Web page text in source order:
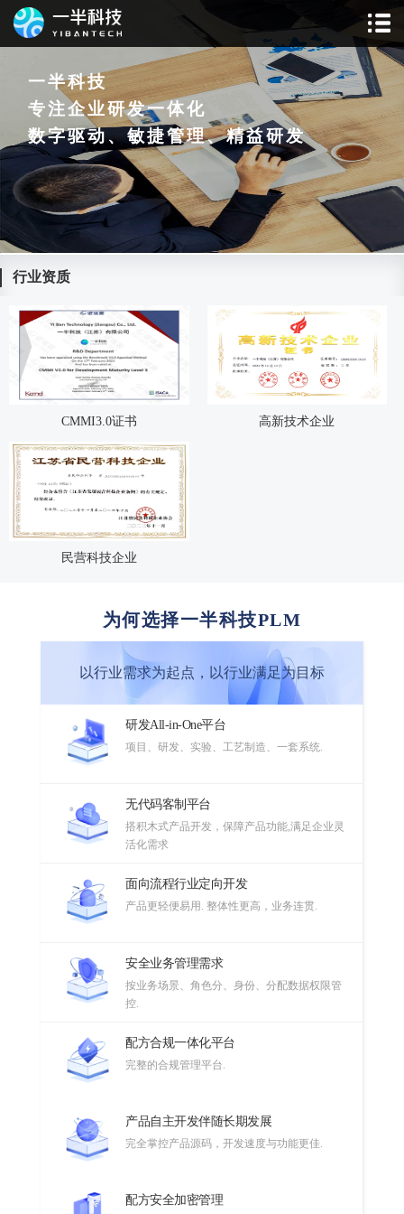
一半科技
专注企业研发一体化
数字驱动、敏捷管理、精益研发
行业资质
CMMI3.0证书 高新技术企业
民营科技企业
为何选择一半科技PLM
以行业需求为起点，以行业满足为目标
研发All-in-One平台
项目、研发、实验、工艺制造、一套系统.
无代码客制平台
搭积木式产品开发，保障产品功能,满足企业灵
活化需求
面向流程行业定向开发
产品更轻便易用. 整体性更高，业务连贯.
安全业务管理需求
按业务场景、角色分、身份、分配数据权限管
控.
配方合规一体化平台
完整的合规管理平台.
产品自主开发伴随长期发展
完全掌控产品源码，开发速度与功能更佳.
配方安全加密管理